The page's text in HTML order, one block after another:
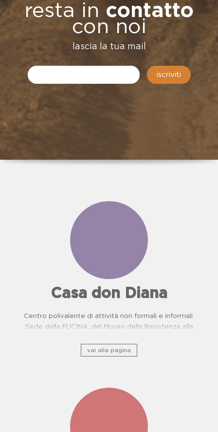
resta in contatto
con noi
lascia la tua mail
iscriviti
Casa don Diana
Centro polivalente di attività non formali e informali.
Sede della FUCINA, del Museo della Resistenza alla
Oncologiche. Proposte didattiche per scuole.
vai alla pagina